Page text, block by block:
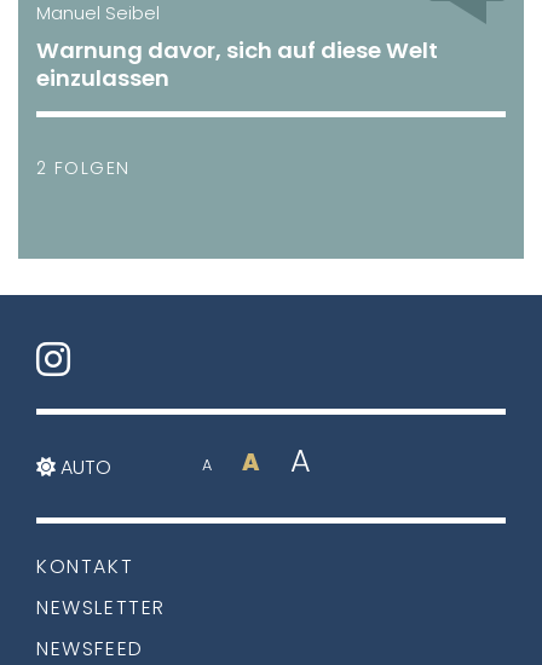
Manuel Seibel
Warnung davor, sich auf diese Welt
einzulassen
2 FOLGEN
AUTO A A A
KONTAKT
NEWSLETTER
NEWSFEED